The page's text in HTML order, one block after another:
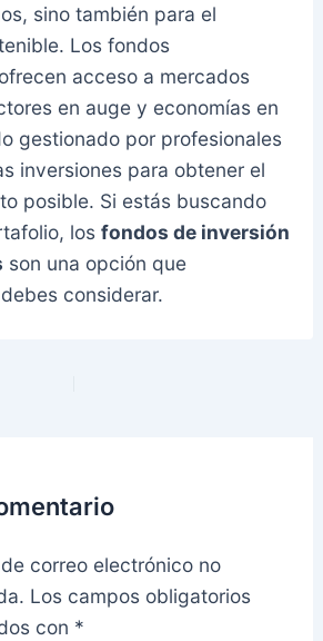
sino también para el
Los fondos
acceso a mercados
en auge y economías en
gestionado por profesionales
inversiones para obtener el
posible. Si estás buscando
los fondos de inversión
son una opción que
considerar.
correo electrónico no
Los campos obligatorios
con *